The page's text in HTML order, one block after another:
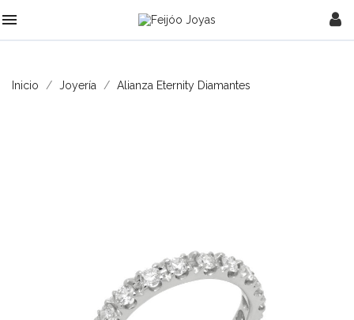

Inicio Joyería Alianza Eternity Diamantes